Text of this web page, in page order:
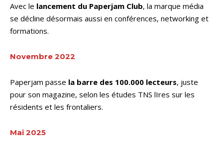
Avec le lancement du Paperjam Club, la marque média
se décline désormais aussi en conférences, networking et
formations.
Novembre 2022
Paperjam passe la barre des 100.000 lecteurs, juste
pour son magazine, selon les études TNS lIres sur les
résidents et les frontaliers.
Mai 2025